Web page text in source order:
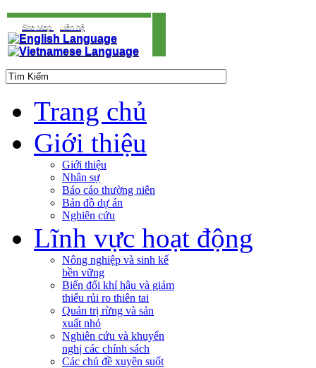
Site Map Liên hệ
Trang chủ
Giới thiệu
Giới thiệu
Nhân sự
Báo cáo thường niên
Bản đồ dự án
Nghiên cứu
Lĩnh vực hoạt động
Nông nghiệp và sinh kế
bền vững
Biến đổi khí hậu và giảm
thiểu rủi ro thiên tai
Quản trị rừng và sản
xuất nhỏ
Nghiên cứu và khuyến
nghị các chính sách
Các chủ đề xuyên suốt